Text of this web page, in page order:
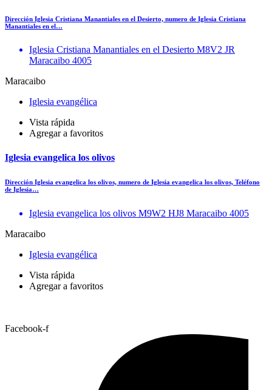
Dirección Iglesia Cristiana Manantiales en el Desierto, numero de Iglesia Cristiana
Manantiales en el…
Iglesia Cristiana Manantiales en el Desierto M8V2 JR
Maracaibo 4005
Maracaibo
Iglesia evangélica
Vista rápida
Agregar a favoritos
Iglesia evangelica los olivos
Dirección Iglesia evangelica los olivos, numero de Iglesia evangelica los olivos, Teléfono
de Iglesia…
Iglesia evangelica los olivos M9W2 HJ8 Maracaibo 4005
Maracaibo
Iglesia evangélica
Vista rápida
Agregar a favoritos
Facebook-f